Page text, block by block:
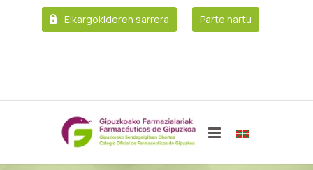
Elkargokideren sarrera Parte hartu